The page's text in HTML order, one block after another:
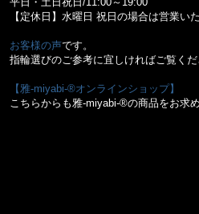
【定休日】水曜日 祝日の場合は営業い
お客様の声です。
指輪選びのご参考に宜しければご覧く
【雅-miyabi-®オンラインショップ】
こちらからも雅-miyabi-®の商品をお求